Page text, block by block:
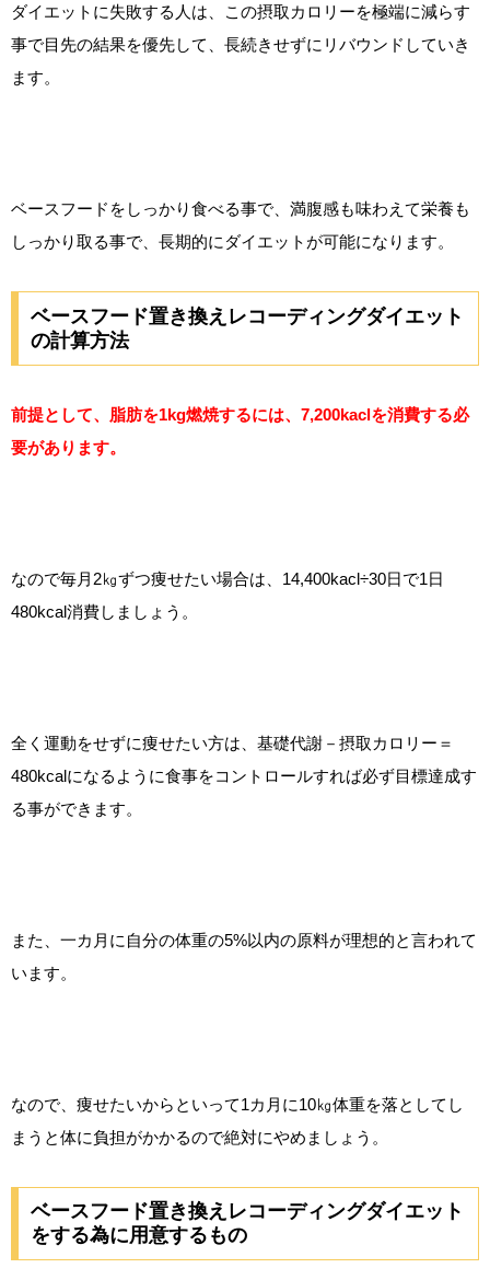
ダイエットに失敗する人は、この摂取カロリーを極端に減らす
事で目先の結果を優先して、長続きせずにリバウンドしていき
ます。
ベースフードをしっかり食べる事で、満腹感も味わえて栄養も
しっかり取る事で、長期的にダイエットが可能になります。
ベースフード置き換えレコーディングダイエット
の計算方法
前提として、脂肪を1kg燃焼するには、7,200kaclを消費する必
要があります。
なので毎月2㎏ずつ痩せたい場合は、14,400kacl÷30日で1日
480kcal消費しましょう。
全く運動をせずに痩せたい方は、基礎代謝－摂取カロリー＝
480kcalになるように食事をコントロールすれば必ず目標達成す
る事ができます。
また、一カ月に自分の体重の5%以内の原料が理想的と言われて
います。
なので、痩せたいからといって1カ月に10㎏体重を落としてし
まうと体に負担がかかるので絶対にやめましょう。
ベースフード置き換えレコーディングダイエット
をする為に用意するもの